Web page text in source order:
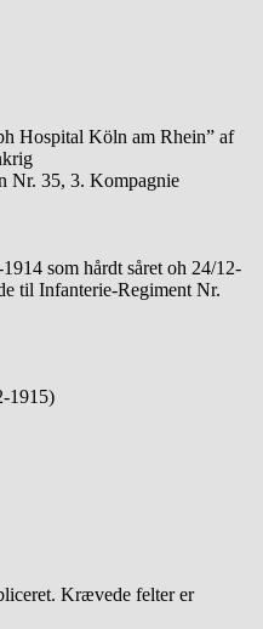
Hospital Köln am Rhein” af
Nr. 35, 3. Kompagnie
som hårdt såret oh 24/12-
til Infanterie-Regiment Nr.
1915)
Krævede felter er